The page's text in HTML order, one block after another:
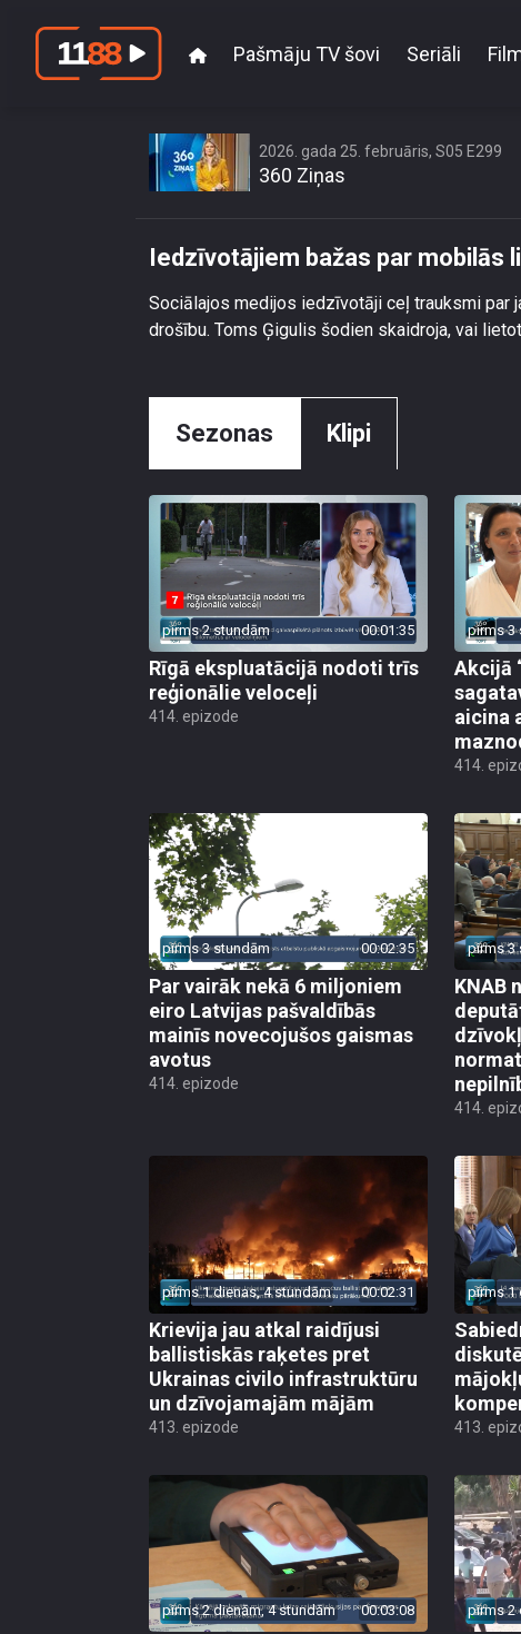
Pašmāju TV šovi Seriāli
2026. gada 25. februāris, S05 E299
360 Ziņas
Iedzīvotājiem bažas par mobilās
Sociālajos medijos iedzīvotāji ceļ trauksmi par
drošību. Toms Ģigulis šodien skaidroja, vai
Sezonas Klipi
pirms 2 stundām 00:01:35
Rīgā ekspluatācijā nodoti trīs
reģionālie veloceļi
414. epizode
pirms 3
Akcijā
aicina
414.
pirms 3 stundām 00:02:35
Par vairāk nekā 6 miljoniem
eiro Latvijas pašvaldībās
mainīs novecojušos gaismas
avotus
414. epizode
pirms 3
KNAB
414.
pirms 1 dienas, 4 stundām 00:02:31
Krievija jau atkal raidījusi
ballistiskās raķetes pret
Ukrainas civilo infrastruktūru
un dzīvojamajām mājām
413. epizode
pirms 1
413.
pirms 2 dienām, 4 stundām 00:03:08 pirms 2